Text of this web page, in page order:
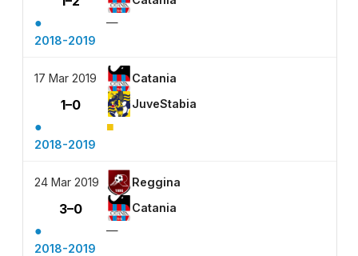
●
—
2018-2019
17 Mar 2019 Catania
1–0 JuveStabia
● ■
2018-2019
24 Mar 2019 Reggina
3–0 Catania
●
—
2018-2019